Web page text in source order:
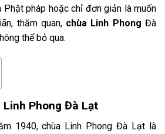
pháp hoặc chỉ đơn giản là muốn
thăm quan, chùa Linh Phong Đà
thể bỏ qua.
Linh Phong Đà Lạt
1940, chùa Linh Phong Đà Lạt là